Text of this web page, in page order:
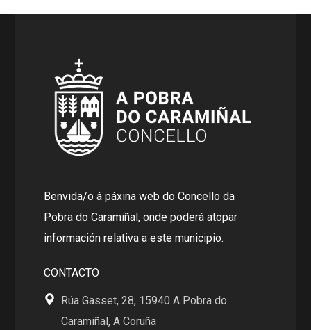
Benvida/o á páxina web do Concello da
Pobra do Caramiñal, onde poderá atopar
información relativa a este municipio.
CONTACTO
Rúa Gasset, 28, 15940 A Pobra do
Caramiñal, A Coruña